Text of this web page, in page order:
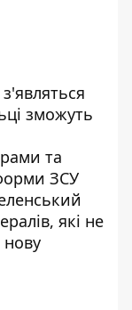
зможуть
та
ЗСУ
які не